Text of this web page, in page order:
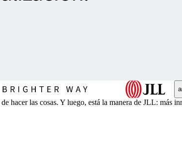
hacer las cosas. Y luego, está la manera de JLL: